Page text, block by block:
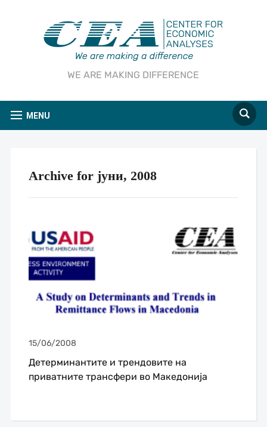
WE ARE MAKING DIFFERENCE
MENU
Archive for јуни, 2008
15/06/2008
Детерминантите и трендовите на
приватните трансфери во Македонија